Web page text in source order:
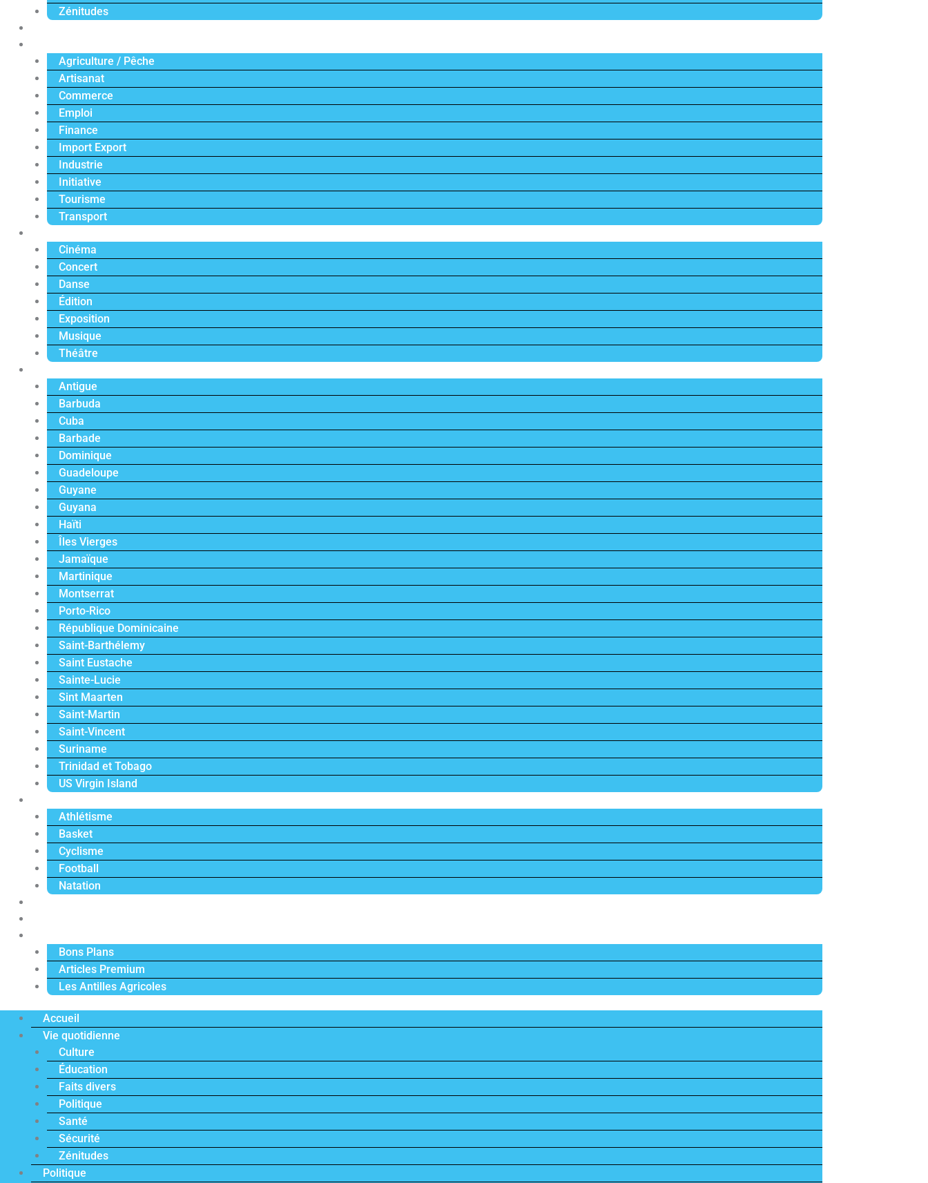
Zénitudes
Agriculture / Pêche
Artisanat
Commerce
Emploi
Finance
Import Export
Industrie
Initiative
Tourisme
Transport
Cinéma
Concert
Danse
Édition
Exposition
Musique
Théâtre
Antigue
Barbuda
Cuba
Barbade
Dominique
Guadeloupe
Guyane
Guyana
Haïti
Îles Vierges
Jamaïque
Martinique
Montserrat
Porto-Rico
République Dominicaine
Saint-Barthélemy
Saint Eustache
Sainte-Lucie
Sint Maarten
Saint-Martin
Saint-Vincent
Suriname
Trinidad et Tobago
US Virgin Island
Athlétisme
Basket
Cyclisme
Football
Natation
Bons Plans
Articles Premium
Les Antilles Agricoles
Accueil
Vie quotidienne
Culture
Éducation
Faits divers
Politique
Santé
Sécurité
Zénitudes
Politique